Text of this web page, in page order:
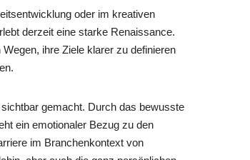
oder im kreativen
derzeit eine starke Renaissance.
ihre Ziele klarer zu definieren
gemacht. Durch das bewusste
ein emotionaler Bezug zu den
im Branchenkontext von